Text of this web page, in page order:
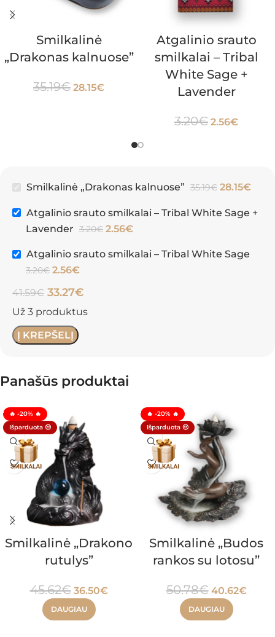
Smilkalinė
„Drakonas kalnuose”
35.19€ 28.15€
Atgalinio srauto
smilkalai – Tribal
White Sage +
Lavender
3.20€ 2.56€
Smilkalinė „Drakonas kalnuose” 35.19€ 28.15€
Atgalinio srauto smilkalai – Tribal White Sage +
Lavender 3.20€ 2.56€
Atgalinio srauto smilkalai – Tribal White Sage
3.20€ 2.56€
41.59€ 33.27€
Už 3 produktus
Į KREPŠELĮ
Panašūs produktai
🔥 -20% 🔥
Išparduota 😔
Smilkalinė „Drakono
rutulys”
45.62€ 36.50€
DAUGIAU
🔥 -20% 🔥
Išparduota 😔
Smilkalinė „Budos
rankos su lotosu”
50.78€ 40.62€
DAUGIAU